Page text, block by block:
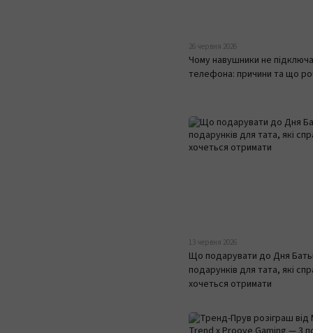
26 червня 2026
Чому навушники не
телефона: причини та що
13 червня 2026
Що подарувати до Дня
подарунків для тата, які
хочеться отримати